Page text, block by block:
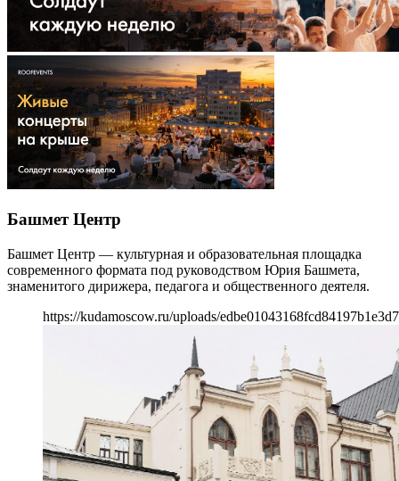
Башмет Центр
Башмет Центр — культурная и образовательная площадка
современного формата под руководством Юрия Башмета,
знаменитого дирижера, педагога и общественного деятеля.
https://kudamoscow.ru/uploads/